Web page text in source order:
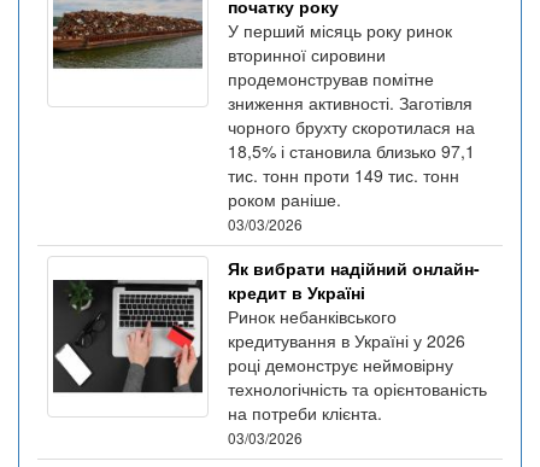
початку року
У перший місяць року ринок
вторинної сировини
продемонстрував помітне
зниження активності. Заготівля
чорного брухту скоротилася на
18,5% і становила близько 97,1
тис. тонн проти 149 тис. тонн
роком раніше.
03/03/2026
Як вибрати надійний онлайн-
кредит в Україні
Ринок небанківського
кредитування в Україні у 2026
році демонструє неймовірну
технологічність та орієнтованість
на потреби клієнта.
03/03/2026